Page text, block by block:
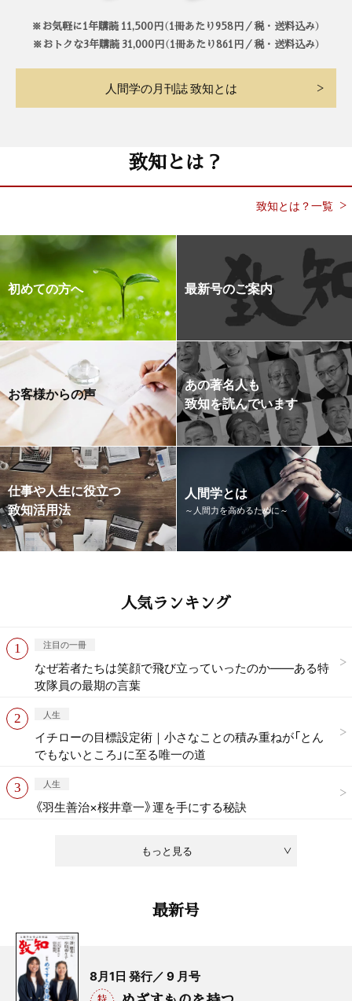
※お気軽に1年購読 11,500円（1冊あたり958円／税・送料込み）
※おトクな3年購読 31,000円（1冊あたり861円／税・送料込み）
人間学の月刊誌 致知とは
致知とは？
致知とは？一覧
初めての方へ 最新号のご案内
お客様からの声
あの著名人も
致知を読んでいます
仕事や人生に役立つ
致知活用法
人間学とは
～人間力を高めるために～
人気ランキング
もっと見る
注目の一冊
なぜ若者たちは笑顔で飛び立っていったのか——ある特
攻隊員の最期の言葉
人生
イチローの目標設定術｜小さなことの積み重ねが「とん
でもないところ」に至る唯一の道
人生
《羽生善治×桜井章一》運を手にする秘訣
最新号
8月1日 発行／ 9 月号